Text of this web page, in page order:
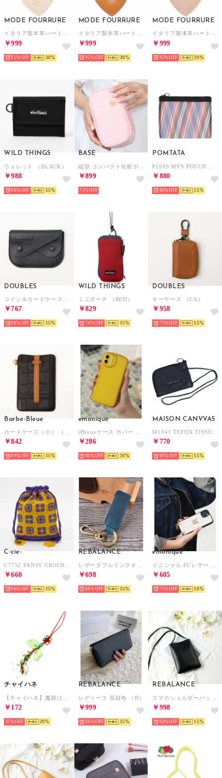
MODE FOURRURE
イタリア製本革ハート型キーホルダー （ベージュ）
￥999
92% 30
MODE FOURRURE
イタリア製本革ハート型キーホルダー （ライトキャメル）
￥999
92% 30
MODE FOURRURE
イタリア製本革ハート型キーホルダー （ベビーピンク）
￥999
92% 30
WILD THINGS
ウォレット （BLACK）
￥988
69% 15
BASE
￥899
71%
POMTATA
￥880
80% 15
DOUBLES
￥767
69% 15
WILD THINGS
ミニポーチ （RED）
￥829
74% 15
DOUBLES
キーケース （CA）
￥958
73% 15
Barbe-Bleue
￥842
84% 15
emonique
￥286
80% 10
MAISON CANVVAS
￥770
66% 15
C-cie-
￥660
88% 15
REBALANCE
￥698
88% 15
emonique
￥605
75% 10
チャイハネ
￥172
37% 20
REBALANCE
レディース 長財布 （B）
￥999
66% 15
REBALANCE
￥998
63% 15